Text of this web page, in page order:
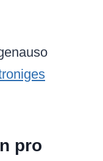
pro